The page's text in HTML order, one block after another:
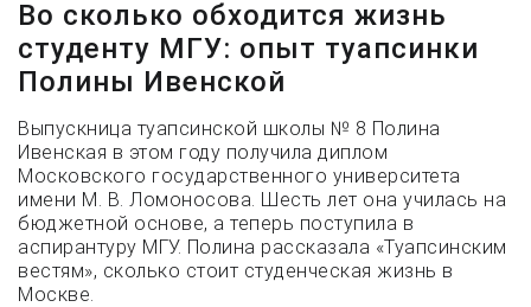
Во сколько обходится жизнь
студенту МГУ: опыт туапсинки
Полины Ивенской
Выпускница туапсинской школы № 8 Полина
Ивенская в этом году получила диплом
Московского государственного университета
имени М. В. Ломоносова. Шесть лет она училась на
бюджетной основе, а теперь поступила в
аспирантуру МГУ. Полина рассказала «Туапсинским
вестям», сколько стоит студенческая жизнь в
Москве.